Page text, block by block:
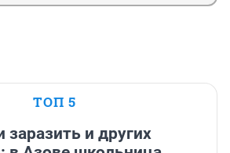
ТОП 5
заразить и других